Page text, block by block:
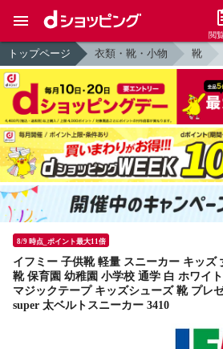
閲
トップページ 衣類・靴・小物 靴
8/9 時点_ポイント最大11倍
イフミー 子供靴 軽量 スニーカー キッズ
靴 保育園 幼稚園 小学校 通学 白 ホワイ
マジックテープ キッズシューズ 靴 プレ
super 太ベルトスニーカー 3410